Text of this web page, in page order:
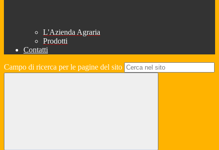
L'Azienda Agraria
Prodotti
Contatti
Campo di ricerca per le pagine del sito